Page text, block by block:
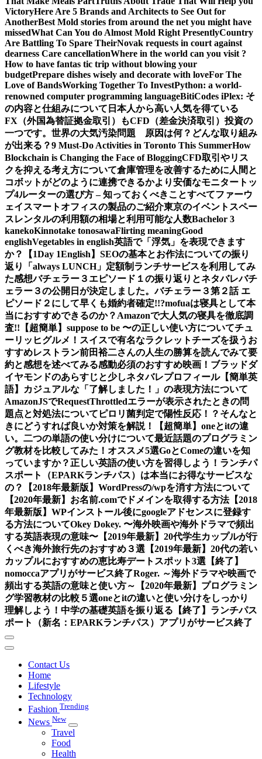
VictoryHere Are 5 Brands and Architects to See Out for
AnotherBest Mold stories from around the net you might have
missedWhat Can You do Almost Mold Right PresentlyCountry
Are Battling To Spare TheirNovak requests in court against
dearness Care cancellationWhere in the world can you visit ?
How to have fantas tic trip without blowing your
budgetPrepare dishes wisely and decorate with loveFor The
Love of BandsWorking Together To InvestPython: a world-
renowned computer programming languageBitiCodes iPlex: そ
の内容と仕組みについて 日本人から高い人気を得ている
FX（外国為替証拠金取引）もCFD（差金決済取引）投資の
一つです。 世界の大気汚染問題 原因は何？どんな取り組み
が出来る？9 Must-Do Activities in Toronto This SummerHow
Blockchain is Changing the Face of BloggingCFD取引やリス
クを抑える考え方について倉庫管理を改善するために人間と
コボットがどのように連携できるかより安価なモニタートッ
プ4ルーターの選び方 – 知っておくべきことすべてファーウ
ェイスマートオフィスの製品のご紹介東京のイベントスペー
スレンタルの利用額の相場と利用可能な人数Bachelor 3
kanekoKinnotake tonosawaFlirting meaningGood
englishVegetables in english英語で「浮気」を表現できます
か？【1Day 1English】 SEOの基本とお作法についての振り
返り
「always LUNCH」定額制ランチサービスを利用してみ
た感想バチェラー３エピソード１の振り返りとネタバレバチ
ェラー３の公開日が決定しました。バチェラー３第２話 エ
ピソード２にして早くも婚約者確定!!?mofuaは寝具として本
当におすすめできるのか？Amazonで大人気の寝具を徹底調
査!! 【超簡単】suppose to be 〜の正しい使い方についてチュ
ーリッヒグルメ！スイスで有名なラクレットチーズを扱うお
すすめレストラン前田裕二さんの人生の勝算を読んでみて要
約と感想を述べてみる感動必須のおすすめ映画！ブラッドダ
イヤモンドのあらすじと少しネタバレプロフィール【簡単英
語】カジュアルな「了解しました！」の表現方法について
AmazonJSでRequestThrottledエラーが表示されたときの問
題点と対処法について ピロリ菌判定で陽性反応！？そんなと
きにどうすれば良いか対策を解説！
【超簡単】oneとitの違
い。二つの単語の使い分けについて最近話題のプログラミン
グ教材を比較してみた！オススメ5選GoとComeの違いを知
っていますか？正しい英語の使い方を習得しよう！ ランチパ
スポート（EPARKランチパス）は本当にお得なサービスな
の？
【2018年最新版】WordPressの/wpを消す方法について
【2020年最新】お名前.comでドメインを取得する方法【2018
年最新版】WPインストール後にgoogleアドセンスに登録す
る方法についてOkey Dokey. 〜海外映画や海外ドラマで頻出
する英語表現の意味〜 【2019年最新】20代学生カップルが行
くべき海外旅行先のおすすめ３選 【2019年最新】20代の若い
カップルにおすすめの恵比寿デートスポット3選 【終了】
nomoccaアプリがサービス終了Roger. ～海外ドラマや映画で
頻出する英語の意味と使い方～
【2020年最新】プログラミン
グ学習教材の比較５選oneとitの違いと使い分けをしっかり
理解しよう！中学の基礎英語を振り返る 【終了】ランチパス
ポート（新名：EPARKランチパス）アプリがサービス終了
Contact Us
Home
Lifestyle
Technology
Fashion Trending
News New
Travel
Food
Health